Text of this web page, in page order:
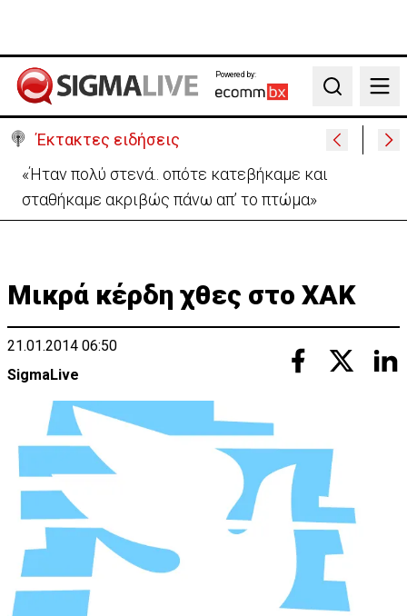
Powered by:
Search
Έκτακτες ειδήσεις
«Ήταν πολύ στενά.. οπότε κατεβήκαμε και
σταθήκαμε ακριβώς πάνω απ’ το πτώμα»
Μικρά κέρδη χθες στο ΧΑΚ
21.01.2014 06:50
SigmaLive